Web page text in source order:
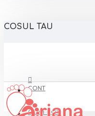
COSUL TAU
CONT
CONT NOU